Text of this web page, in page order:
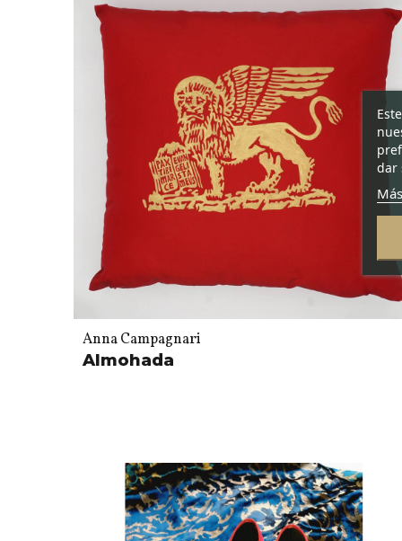
Anna Campagnari
Almohada
dar